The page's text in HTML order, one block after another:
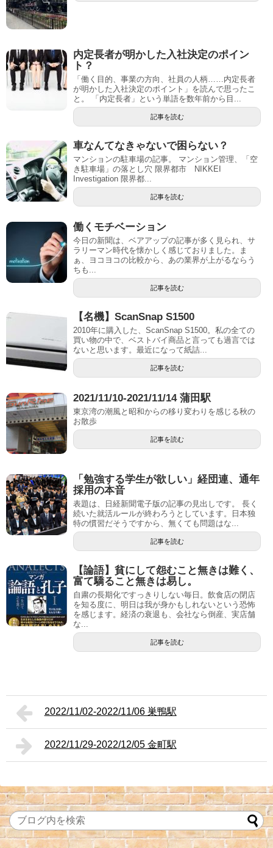
内定長者が明かした入社決定のポイン
ト？
「働く目的、事業の方向、社員の人柄……内定長者
が明かした入社決定のポイント」を読んで思ったこ
と。 「内定長者」という単語を数年前から目...
記事を読む
車なんてなきゃないで困らない？
マンションの駐車場の記事。 マンション管理、「空
き駐車場」の落とし穴 限界都市 NIKKEI
Investigation 限界都...
記事を読む
働くモチベーション
今日の新聞は、ベアアップの記事が多く見られ、サ
ラリーマン時代を懐かしく感じておりました。ま
ぁ、ヨコヨコの比較から、あの業界が上がるならう
ちも...
記事を読む
【名機】ScanSnap S1500
2010年に購入した、ScanSnap S1500。私の全ての
買い物の中で、ベストバイ商品と言っても過言では
ないと思います。最近になって紙詰...
記事を読む
2021/11/10-2021/11/14 蒲田駅
東京湾の潮風と昭和からの移り変わりを感じる秋の
お散歩
記事を読む
「勉強する学生が欲しい」経団連、通年
採用の本音
表題は、日経新聞電子版の記事の見出しです。 長く
続いた就活ルールが終わろうとしています。日本独
特の慣習だそうですから、無くても問題はな...
記事を読む
【論語】貧にして怨むこと無きは難く、
富て驕ること無きは易し。
自粛の長期化ですっきりしない毎日。飲食店の閉店
を知る度に、明日は我が身かもしれないという恐怖
を感じます。経済の衰退も、会社なら倒産、実店舗
な...
記事を読む
2022/11/02-2022/11/06 巣鴨駅
2022/11/29-2022/12/05 金町駅